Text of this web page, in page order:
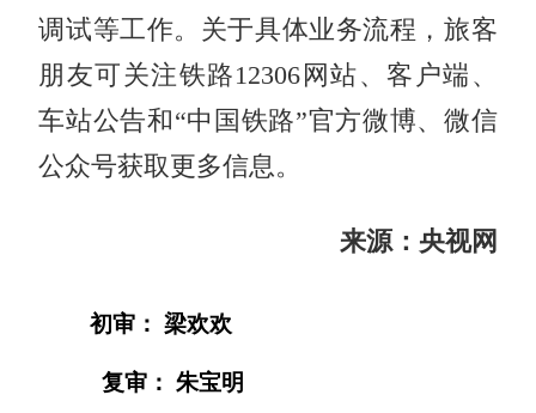
调试等工作。关于具体业务流程，旅客
朋友可关注铁路12306网站、客户端、
车站公告和“中国铁路”官方微博、微信
公众号获取更多信息。
来源：央视网
初审： 梁欢欢
复审： 朱宝明